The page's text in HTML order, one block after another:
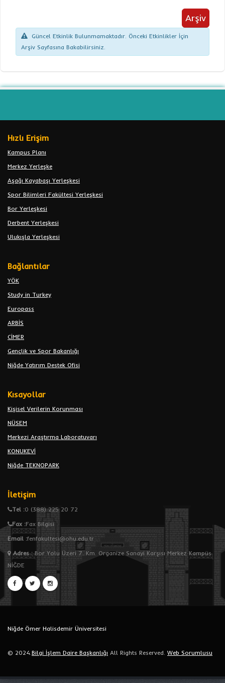
Arşiv
Güncel Etkinlik Bulunmamaktadır. Önceki Etkinlikler İçin
Arşiv Sayfasına Bakabilirsiniz.
Hızlı Erişim
Kampus Planı
Merkez Yerleşke
Aşağı Kayabaşı Yerleşkesi
Spor Bilimleri Fakültesi Yerleşkesi
Bor Yerleşkesi
Derbent Yerleşkesi
Ulukışla Yerleşkesi
Bağlantılar
YÖK
Study in Turkey
Europass
ARBİS
CİMER
Gençlik ve Spor Bakanlığı
Niğde Yatırım Destek Ofisi
Kısayollar
Kişisel Verilerin Korunması
NÜSEM
Merkezi Araştırma Laboratuvarı
KONUKEVİ
Niğde TEKNOPARK
İletişim
Tel :0 (388) 225 20 72
Fax :Fax Bilgisi
Email :fenfakultesi@ohu.edu.tr
Adres:Bor Yolu Üzeri 7. Km. Organize Sanayi Karşısı Merkez Kampüs
NİĞDE
Niğde Ömer Halisdemir Üniversitesi
© 2024.Bilgi İşlem Daire Başkanlığı All Rights Reserved. Web Sorumlusu